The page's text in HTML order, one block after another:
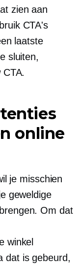
zien aan
CTA's
laatste
sluiten,
online
je misschien
geweldige
Om dat
winkel
dat is gebeurd,